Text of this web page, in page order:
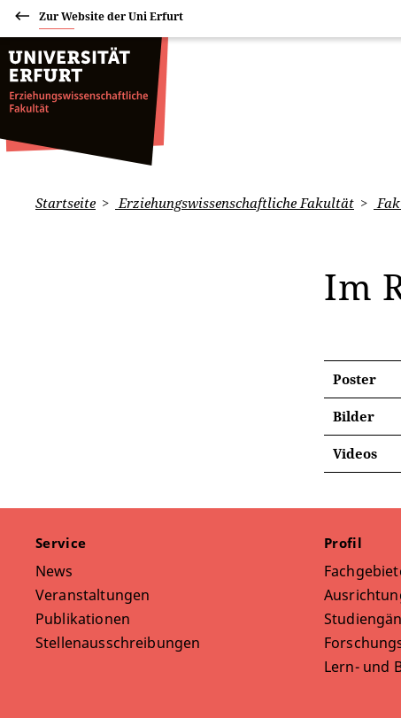
Zur Website der Uni Erfurt
Startseite Erziehungswissenschaftliche Fakultät
Im
Poster
Bilder
Videos
Service
News
Veranstaltungen
Publikationen
Stellenausschreibungen
Profil
Lern- und